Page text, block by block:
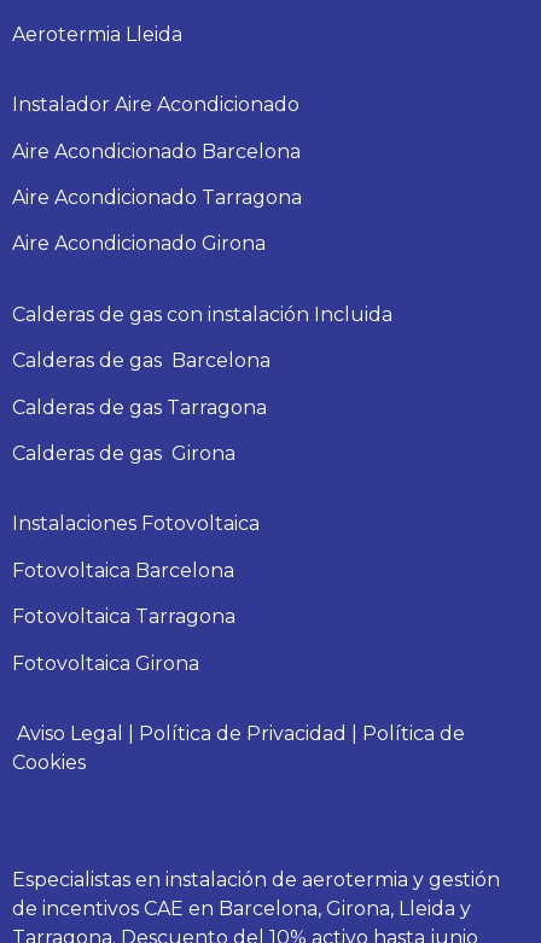
Aerotermia Lleida
Instalador Aire Acondicionado
Aire Acondicionado Barcelona
Aire Acondicionado Tarragona
Aire Acondicionado Girona
Calderas de gas con instalación Incluida
Calderas de gas Barcelona
Calderas de gas Tarragona
Calderas de gas Girona
Instalaciones Fotovoltaica
Fotovoltaica Barcelona
Fotovoltaica Tarragona
Fotovoltaica Girona
Aviso Legal Política de Privacidad
Política de
Cookies
Especialistas en instalación de aerotermia y gestión
de incentivos CAE en Barcelona, Girona, Lleida y
Tarragona. Descuento del 10% activo hasta junio